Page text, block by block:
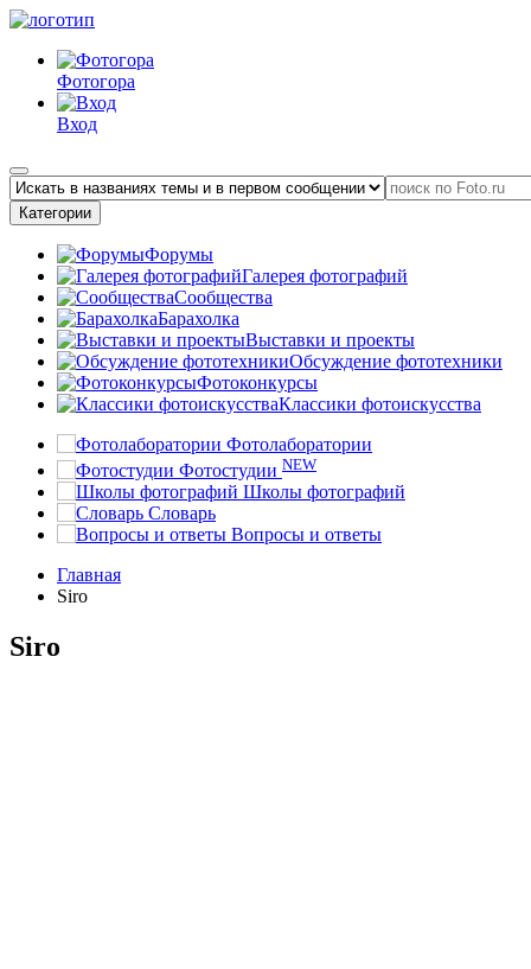
Фотогора
Вход
Категории
Форумы
Галерея фотографий
Сообщества
Барахолка
Выставки и проекты
Обсуждение фототехники
Фотоконкурсы
Классики фотоискусства
Фотолаборатории
Фотостудии NEW
Школы фотографий
Словарь
Вопросы и ответы
Главная
Siro
Siro